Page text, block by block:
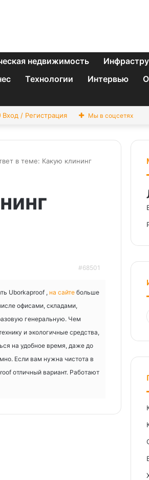
недвижимость
Технологии Интервью
Вход / Регистрация Мы в соцсетях
в теме: Какую клининг
#68501
Uborkaproof , на сайте больше
офисами, складами,
генеральную. Чем
и экологичные средства,
на удобное время, даже до
Если вам нужна чистота в
отличный вариант. Работают